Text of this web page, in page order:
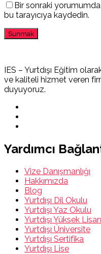
Bir sonraki
bu tarayıcıya kaydedin.
IES – Yurtdışı Eğitim
ve kaliteli hizmet veren
duyuyoruz.
Yardımcı
Vize Danışmanlığı
Hakkımızda
Blog
Yurtdışı Dil Okulu
Yurtdışı Yaz Okulu
Yurtdışı Yüksek
Yurtdışı Üniversite
Yurtdışı Sertifika
Yurtdışı Lise